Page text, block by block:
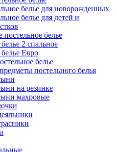
белье для новорожденных
белье для детей и
постельное белье
2 спальное
Евро
белье
постельного белья
на резинке
махровые